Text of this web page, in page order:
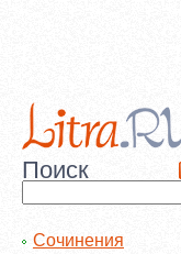
Поиск
Сочинения